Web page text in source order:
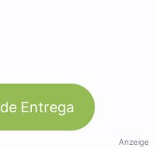
Entrega
Anzeige